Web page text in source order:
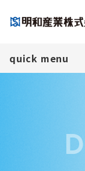
quick menu